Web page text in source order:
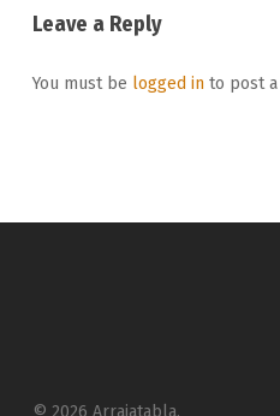
Leave a Reply
You must be logged into post a